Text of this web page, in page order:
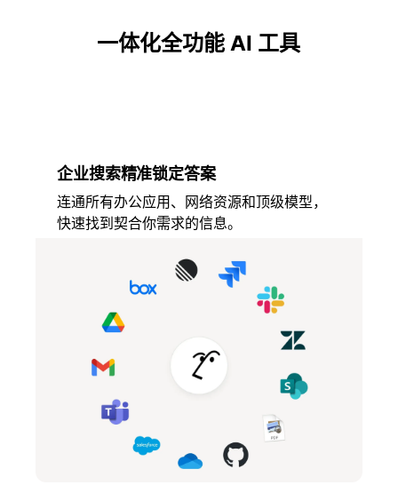
一体化全功能 AI 工具
企业搜索精准锁定答案
连通所有办公应用、网络资源和顶级模型，
快速找到契合你需求的信息。